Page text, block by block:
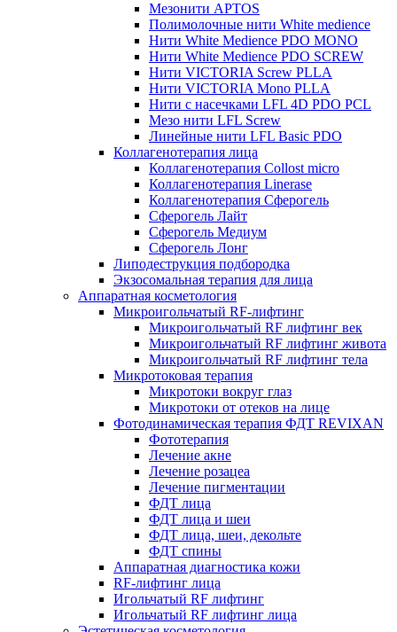
Мезонити APTOS
Полимолочные нити White medience
Нити White Medience PDO MONO
Нити White Medience PDO SCREW
Нити VICTORIA Screw PLLA
Нити VICTORIA Mono PLLA
Нити с насечками LFL 4D PDO PCL
Мезо нити LFL Screw
Линейные нити LFL Basic PDO
Коллагенотерапия лица
Коллагенотерапия Collost micro
Коллагенотерапия Linerase
Коллагенотерапия Сферогель
Сферогель Лайт
Сферогель Медиум
Сферогель Лонг
Липодеструкция подбородка
Экзосомальная терапия для лица
Аппаратная косметология
Микроигольчатый RF-лифтинг
Микроигольчатый RF лифтинг век
Микроигольчатый RF лифтинг живота
Микроигольчатый RF лифтинг тела
Микротоковая терапия
Микротоки вокруг глаз
Микротоки от отеков на лице
Фотодинамическая терапия ФДТ REVIXAN
Фототерапия
Лечение акне
Лечение розацеа
Лечение пигментации
ФДТ лица
ФДТ лица и шеи
ФДТ лица, шеи, декольте
ФДТ спины
Аппаратная диагностика кожи
RF-лифтинг лица
Игольчатый RF лифтинг
Игольчатый RF лифтинг лица